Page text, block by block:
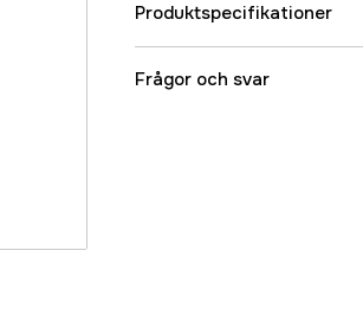
Produktspecifikationer
Referensnummer
Frågor och svar